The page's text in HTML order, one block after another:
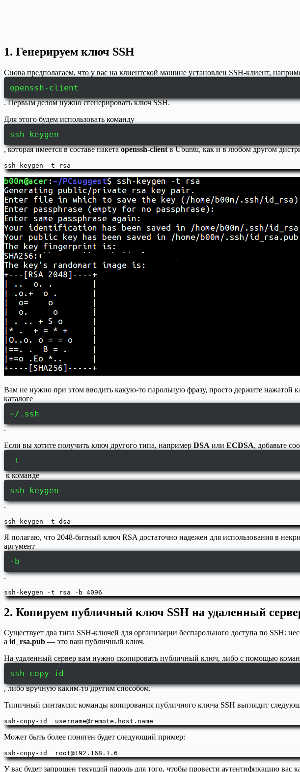
1. Генерируем ключ SSH
Снова предполагаем, что у вас на клиентской машине установлен SSH-клиент,
openssh-client
. Первым делом нужно сгенерировать ключ SSH.
Для этого будем использовать команду
ssh-keygen
, которая имеется в составе пакетаopenssh-clientв Ubuntu, как и в любом другом
ssh-keygen -t rsa
Вам не нужно при этом вводить какую-то парольную фразу, просто держите нажатой
каталоге
~/.ssh
.
Если вы хотите получить ключ другого типа, например DSA или ECDSA, добавьте
-t
к команде
ssh-keygen
.
ssh-keygen -t dsa
Я полагаю, что 2048-битный ключ RSA достаточно надежен для использования в
аргумент
-b
.
ssh-keygen -t rsa -b 4096
2. Копируем публичный ключ SSH на удаленный
Существует два типа SSH-ключей для организации беспарольного доступа по SSH:
а id_rsa.pub — это ваш публичный ключ.
На удаленный сервер вам нужно скопировать публичный ключ, либо с помощью
ssh-copy-id
, либо вручную каким-то другим способом.
Типичный синтаксис команды копирования публичного ключа SSH выглядит
ssh-copy-id username@remote.host.name
Может быть более понятен будет следующий пример:
ssh-copy-id root@192.168.1.6
У вас будет запрошен текущий пароль для того, чтобы провести аутентификацию вас